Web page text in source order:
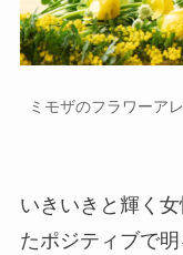
ミモザのフラワーア
いきいきと輝く
たポジティブで